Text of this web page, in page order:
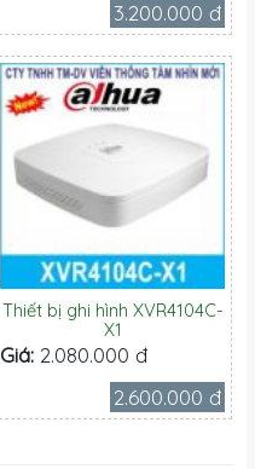
3.200.000 đ
Thiết bị ghi hình XVR4104C-
X1
Giá: 2.080.000 đ
2.600.000 đ